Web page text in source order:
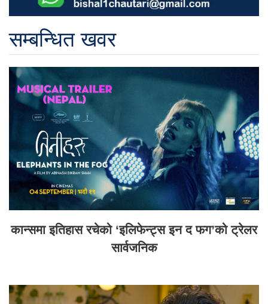
सम्बन्धित खवर
कान्समा इतिहास रचेको ‘इलिफेन्ट्स इन द फग’को ट्रेलर
सार्वजनिक